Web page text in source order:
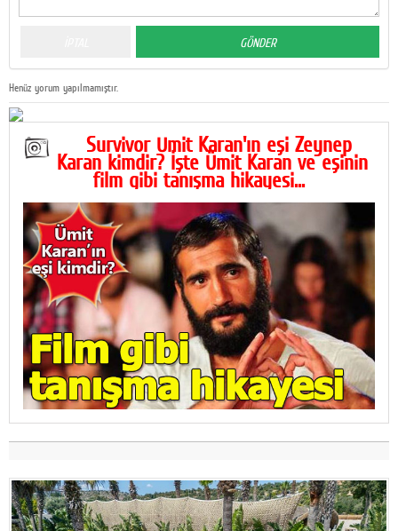
Henüz yorum yapılmamıştır.
Survivor Ümit Karan'ın eşi Zeynep
Karan kimdir? İşte Ümit Karan ve eşinin
film gibi tanışma hikayesi...